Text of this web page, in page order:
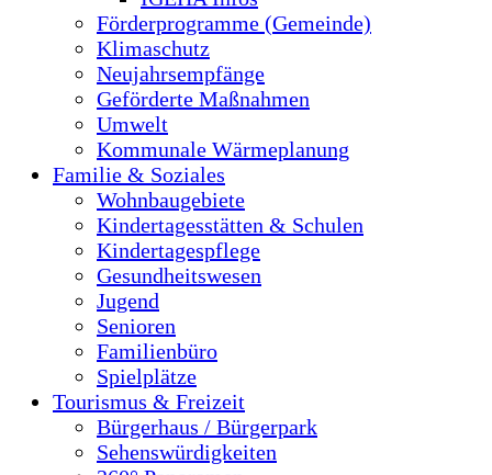
Förderprogramme (Gemeinde)
Klimaschutz
Neujahrsempfänge
Geförderte Maßnahmen
Umwelt
Kommunale Wärmeplanung
Familie & Soziales
Wohnbaugebiete
Kindertagesstätten & Schulen
Kindertagespflege
Gesundheitswesen
Jugend
Senioren
Familienbüro
Spielplätze
Tourismus & Freizeit
Bürgerhaus / Bürgerpark
Sehenswürdigkeiten